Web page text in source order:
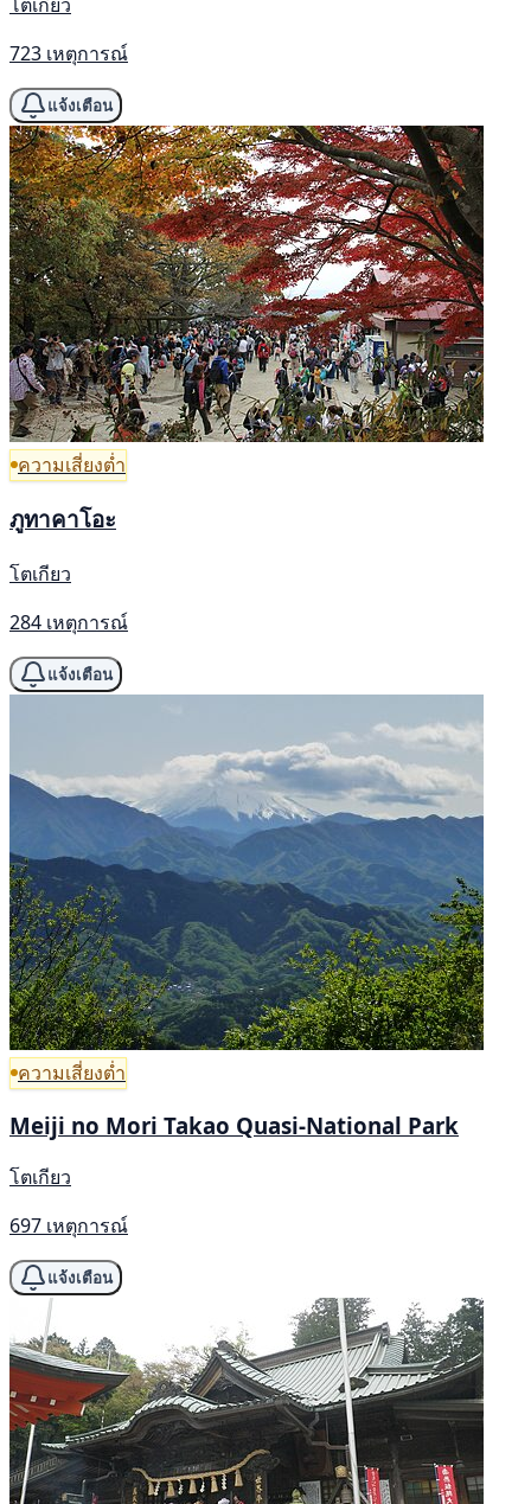
723 เหตุการณ์
แจ้งเตือน
ความเสี่ยงต่ำ
ภูทาคาโอะ
โตเกียว
284 เหตุการณ์
แจ้งเตือน
ความเสี่ยงต่ำ
Meiji no Mori Takao Quasi-National Park
โตเกียว
697 เหตุการณ์
แจ้งเตือน